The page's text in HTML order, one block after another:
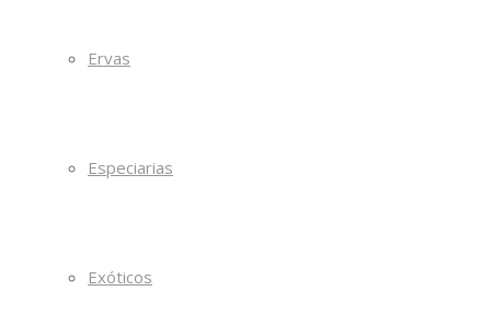
Ervas
Especiarias
Exóticos